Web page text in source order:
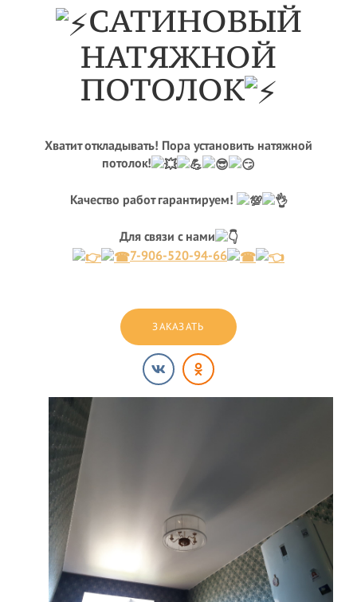
САТИНОВЫЙ
НАТЯЖНОЙ
ПОТОЛОК
Хватит откладывать! Пора установить натяжной
потолок!
Качество работ гарантируем!
Для связи с нами
7-906-520-94-66
ЗАКАЗАТЬ